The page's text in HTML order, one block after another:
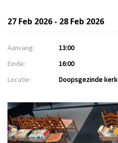
27 Feb 2026 - 28 Feb 2026
Aanvang:
13:00
Einde:
16:00
Locatie:
Doopsgezinde kerk